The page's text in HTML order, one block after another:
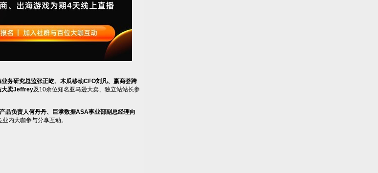
务研究总监张正屹、木瓜移动CFO刘凡、赢商荟跨
大卖Jeffrey及10余位知名亚马逊大卖、独立站站长参
品负责人何丹丹、巨掌数据ASA事业部副总经理向
业内大咖参与分享互动。